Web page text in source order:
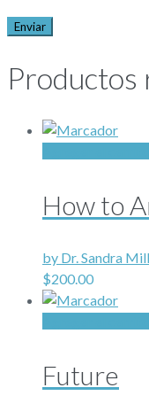
Productos
How to
by Dr. Sandra
$200.00
Future